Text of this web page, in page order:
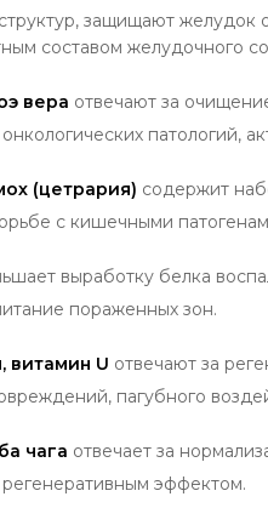
защищают желудок
составом желудочного
вера отвечают за
патологий,
(цетрария) содержит
с кишечными
выработку белка
пораженных зон.
витамин U отвечают за
пагубного
чага отвечает за
эффектом.